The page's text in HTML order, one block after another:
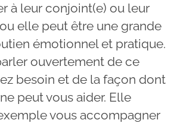
à leur conjoint(e) ou leur
elle peut être une grande
émotionnel et pratique.
ouvertement de ce
besoin et de la façon dont
peut vous aider. Elle
vous accompagner